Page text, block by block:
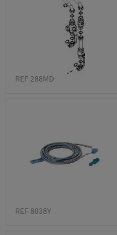
REF 288MD
REF 8038Y